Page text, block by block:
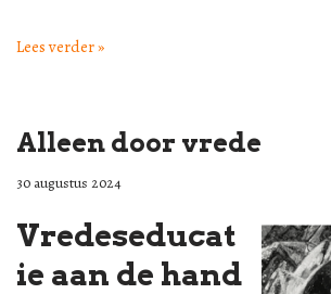
Lees verder »
Alleen door vrede
30 augustus 2024
Vredeseducat
ie aan de hand